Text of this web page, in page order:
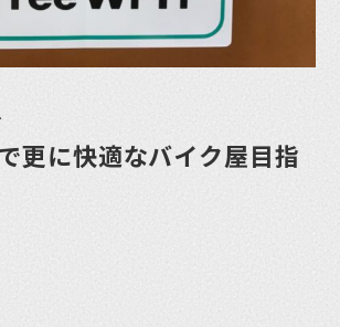
更に快適なバイク屋目指